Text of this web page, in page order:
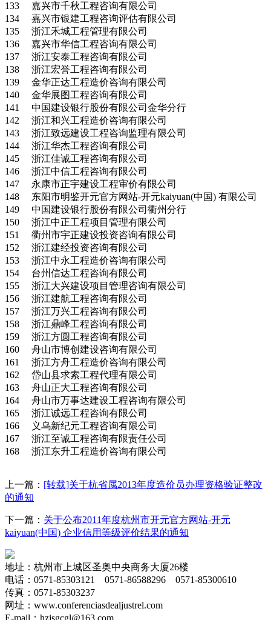
133 嘉兴市千秋工程咨询有限公司
134 嘉兴市银建工程咨询评估有限公司
135 浙江禾城工程管理有限公司
136 嘉兴市华信工程咨询有限公司
137 浙江安泰工程咨询有限公司
138 浙江宏誉工程咨询有限公司
139 金华正达工程造价咨询有限公司
140 金华展图工程咨询有限公司
141 中国建设银行股份有限公司金华分行
142 浙江和兴工程造价咨询有限公司
143 浙江致远建设工程咨询监理有限公司
144 浙江华杰工程咨询有限公司
145 浙江佳诚工程咨询有限公司
146 浙江中信工程咨询有限公司
147 永康市正宇建设工程审价有限公司
148 东阳市明鉴开元官方网站-开元kaiyuan(中国) 有限公司
149 中国建设银行股份有限公司衢州分行
150 浙江中正工程项目管理有限公司
151 衢州市宇正建设投资咨询有限公司
152 浙江建经投资咨询有限公司
153 浙江中永工程造价咨询有限公司
154 台州信达工程咨询有限公司
155 浙江大兴建设项目管理咨询有限公司
156 浙江建航工程咨询有限公司
157 浙江万兴工程咨询有限公司
158 浙江鼎峰工程咨询有限公司
159 浙江方圆工程咨询有限公司
160 舟山市博创建设咨询有限公司
161 浙江方舟工程造价咨询有限公司
162 岱山县求索工程代理有限公司
163 舟山正大工程咨询有限公司
164 舟山市万事达建设工程咨询有限公司
165 浙江诚远工程咨询有限公司
166 义乌新纪元工程咨询有限公司
167 浙江至诚工程咨询有限责任公司
168 浙江东升工程造价咨询有限公司
上一篇： [转载]关于杭省属2013年度造价员办理资格验证整改
的通知
下一篇： 关于公布2011年度杭州市开元官方网站-开元
kaiyuan(中国) 企业信用等级评价结果的通知
地址：杭州市上城区圣奥中央商务大厦26楼
电话：0571-85303121 0571-86588296 0571-85300610
传真：0571-85303237
网址：www.conferenciasdealjustrel.com